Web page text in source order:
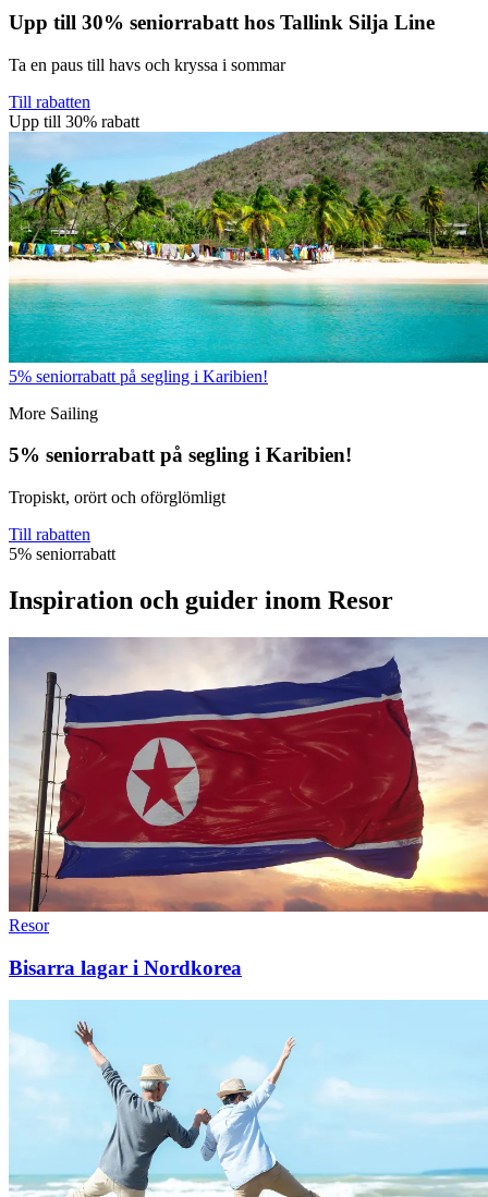
Upp till 30% seniorrabatt hos Tallink Silja Line
Ta en paus till havs och kryssa i sommar
Till rabatten
Upp till 30% rabatt
5% seniorrabatt på segling i Karibien!
More Sailing
5% seniorrabatt på segling i Karibien!
Tropiskt, orört och oförglömligt
Till rabatten
5% seniorrabatt
Inspiration och guider inom Resor
Resor
Bisarra lagar i Nordkorea